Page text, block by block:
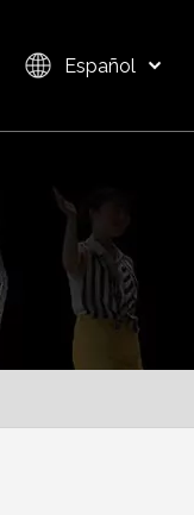
Español
العربية
日本語
Pусский
Nederlands
Português
Français
English